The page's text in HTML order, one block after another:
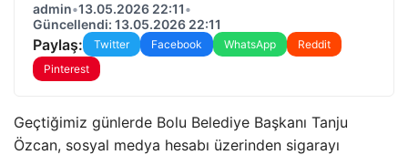
admin•13.05.2026 22:11•
Güncellendi: 13.05.2026 22:11
Paylaş: Twitter Facebook WhatsApp
Reddit
Pinterest
Geçtiğimiz günlerde Bolu Belediye Başkanı Tanju
Özcan, sosyal medya hesabı üzerinden sigarayı